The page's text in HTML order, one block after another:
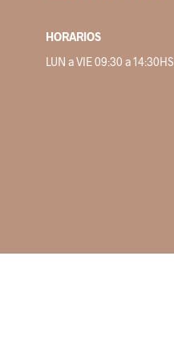
HORARIOS
LUN a VIE 09:30 a 14:30HS.